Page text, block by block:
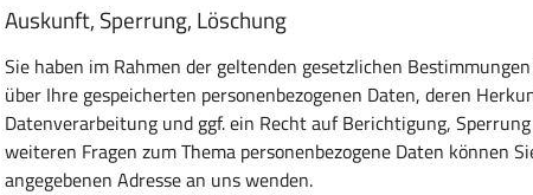
Auskunft, Sperrung, Löschung
Sie haben im Rahmen der geltenden gesetzlichen
über Ihre gespeicherten personenbezogenen Daten, deren
Datenverarbeitung und ggf. ein Recht auf Berichtigung,
weiteren Fragen zum Thema personenbezogene Daten können
angegebenen Adresse an uns wenden.